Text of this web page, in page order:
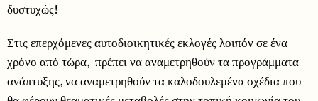
δυστυχώς!
Στις επερχόμενες αυτοδιοικητικές εκλογές λοιπόν σε ένα
χρόνο από τώρα, πρέπει να αναμετρηθούν τα προγράμματα
ανάπτυξης, να αναμετρηθούν τα καλοδουλεμένα σχέδια που